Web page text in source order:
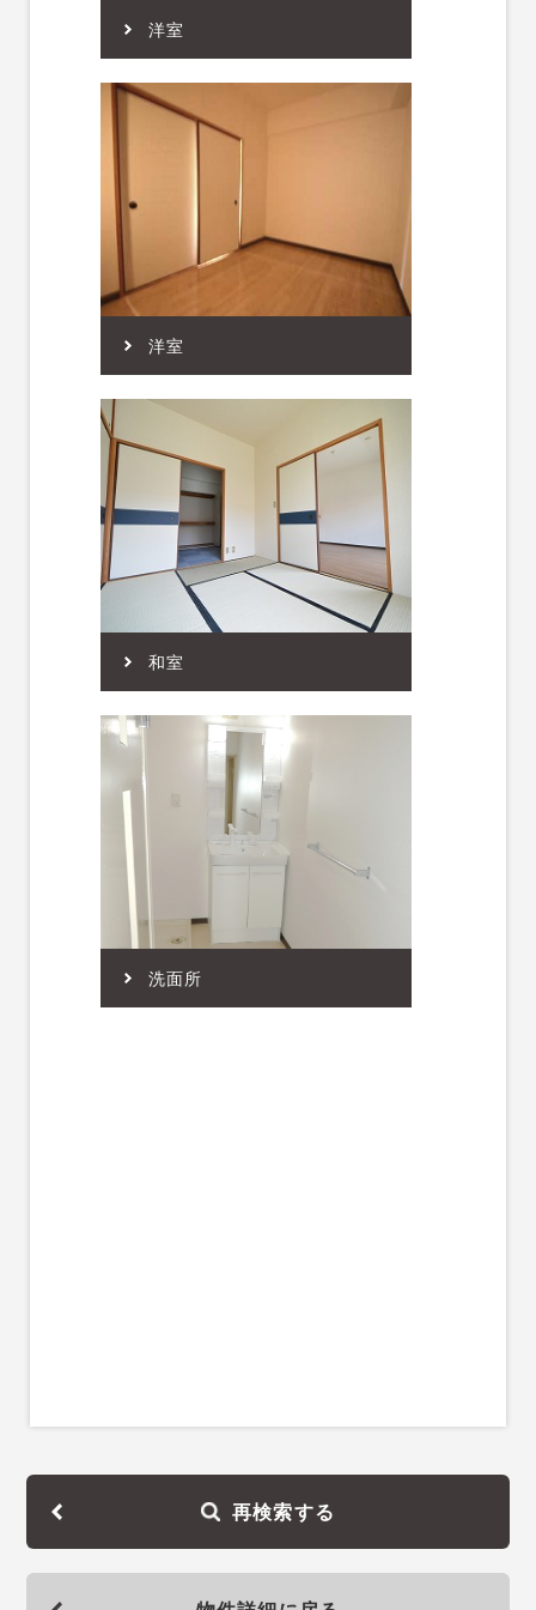
洋室
洋室
和室
洗面所
再検索する